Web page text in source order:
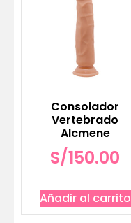
Consolador
Vertebrado
Alcmene
S/150.00
Añadir al carrito